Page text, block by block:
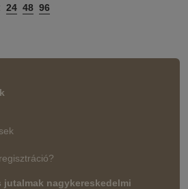
24 48 96
jutalmak nagykereskedelmi